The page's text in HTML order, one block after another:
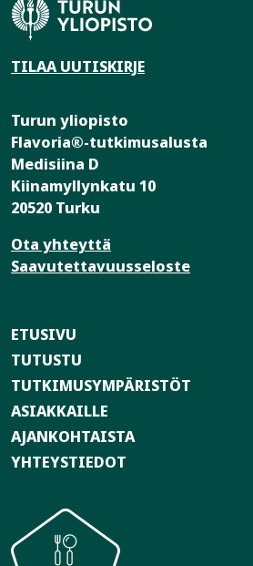
TILAA UUTISKIRJE
Turun yliopisto
Flavoria®-tutkimusalusta
Medisiina D
Kiinamyllynkatu 10
20520 Turku
Ota yhteyttä
Saavutettavuusseloste
ETUSIVU
TUTUSTU
TUTKIMUSYMPÄRISTÖT
ASIAKKAILLE
AJANKOHTAISTA
YHTEYSTIEDOT